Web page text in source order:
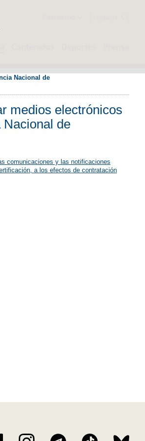
Nacional de
medios electrónicos
Nacional de
comunicaciones y las notificaciones
a los efectos de contratación